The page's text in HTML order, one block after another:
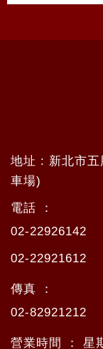
地址 : 新北市
車場)
電話 ：
02-22926142
02-22921612
傳真 ：
02-82921212
營業時間 ： 星